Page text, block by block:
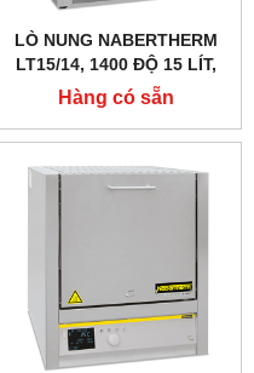
LÒ NUNG NABERTHERM
LT15/14, 1400 ĐỘ 15 LÍT,
CỬA TRƯỢT LÊN
Hàng có sẵn